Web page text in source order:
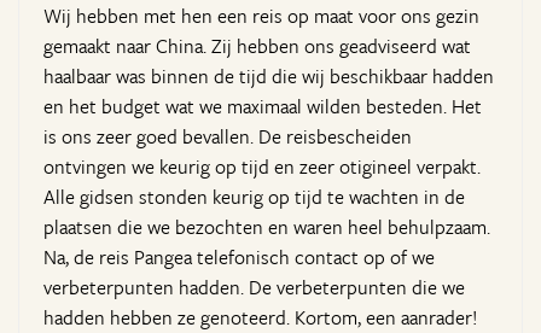
Wij hebben met hen een reis op maat voor ons gezin
gemaakt naar China. Zij hebben ons geadviseerd wat
haalbaar was binnen de tijd die wij beschikbaar hadden
en het budget wat we maximaal wilden besteden. Het
is ons zeer goed bevallen. De reisbescheiden
ontvingen we keurig op tijd en zeer otigineel verpakt.
Alle gidsen stonden keurig op tijd te wachten in de
plaatsen die we bezochten en waren heel behulpzaam.
Na, de reis Pangea telefonisch contact op of we
verbeterpunten hadden. De verbeterpunten die we
hadden hebben ze genoteerd. Kortom, een aanrader!